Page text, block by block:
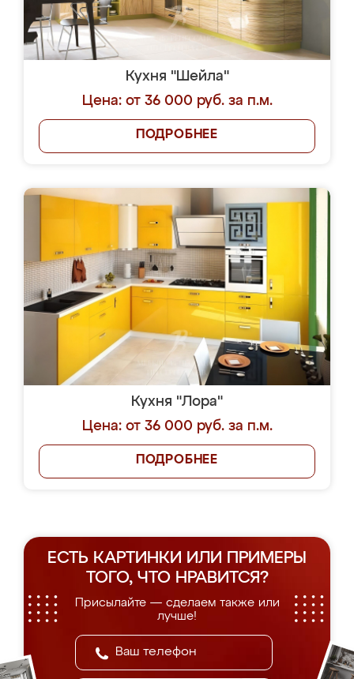
Кухня "Шейла"
Цена: от 36 000 руб. за п.м.
ПОДРОБНЕЕ
Кухня "Лора"
Цена: от 36 000 руб. за п.м.
ПОДРОБНЕЕ
ЕСТЬ КАРТИНКИ ИЛИ ПРИМЕРЫ
ТОГО, ЧТО НРАВИТСЯ?
Присылайте — сделаем также или
лучше!